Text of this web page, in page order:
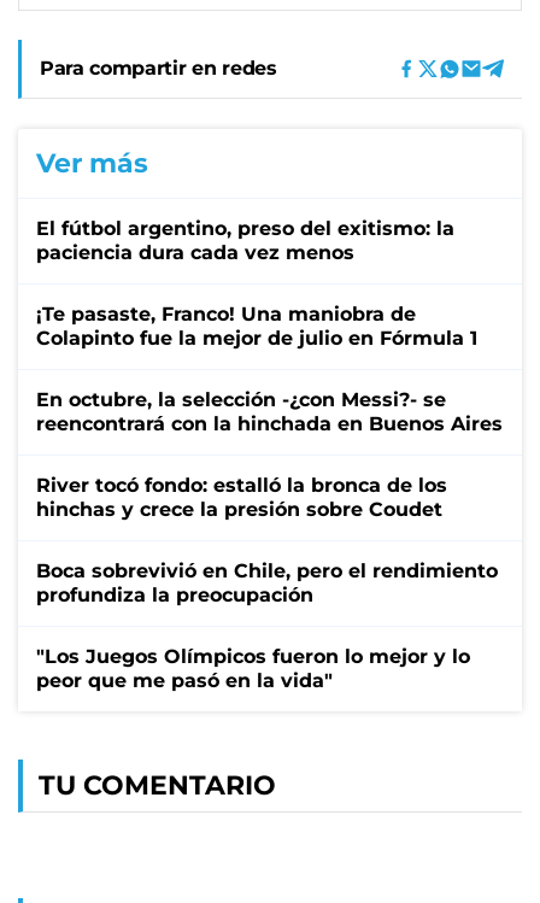
Para compartir en redes
Ver más
El fútbol argentino, preso del exitismo: la
paciencia dura cada vez menos
¡Te pasaste, Franco! Una maniobra de
Colapinto fue la mejor de julio en Fórmula 1
En octubre, la selección -¿con Messi?- se
reencontrará con la hinchada en Buenos Aires
River tocó fondo: estalló la bronca de los
hinchas y crece la presión sobre Coudet
Boca sobrevivió en Chile, pero el rendimiento
profundiza la preocupación
"Los Juegos Olímpicos fueron lo mejor y lo
peor que me pasó en la vida"
TU COMENTARIO